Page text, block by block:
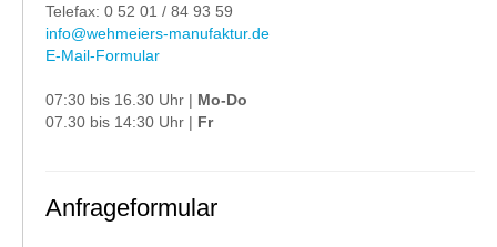
Telefax: 0 52 01 / 84 93 59
info@wehmeiers-manufaktur.de
E-Mail-Formular
07:30 bis 16.30 Uhr | Mo-Do
07.30 bis 14:30 Uhr | Fr
Anfrageformular